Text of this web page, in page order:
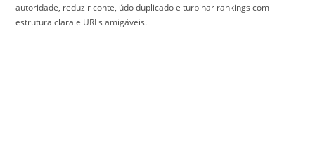
autoridade, reduzir conte, údo duplicado e turbinar rankings com
estrutura clara e URLs amigáveis.